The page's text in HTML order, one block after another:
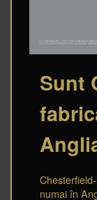
Sunt
numai în